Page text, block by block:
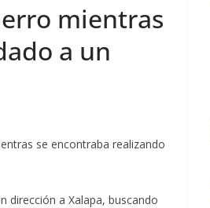
mientras
a un
se encontraba realizando
dirección a Xalapa, buscando